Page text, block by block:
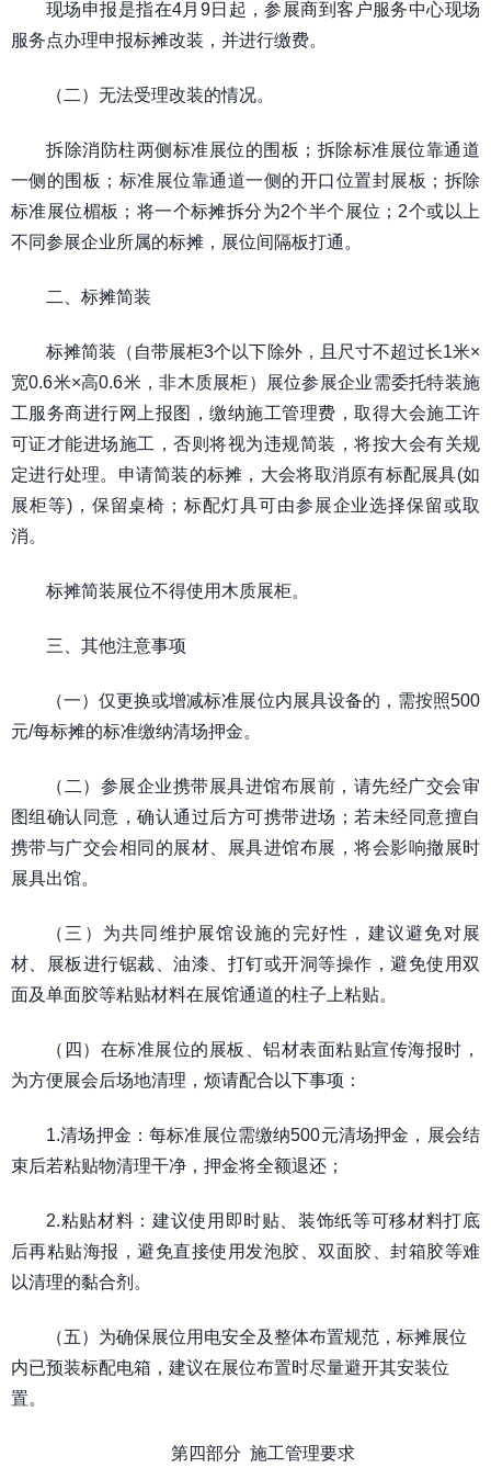
现场申报是指在4月9日起，参展商到客户服务中心现场
服务点办理申报标摊改装，并进行缴费。
（二）无法受理改装的情况。
拆除消防柱两侧标准展位的围板；拆除标准展位靠通道
一侧的围板；标准展位靠通道一侧的开口位置封展板；拆除
标准展位楣板；将一个标摊拆分为2个半个展位；2个或以上
不同参展企业所属的标摊，展位间隔板打通。
二、标摊简装
标摊简装（自带展柜3个以下除外，且尺寸不超过长1米×
宽0.6米×高0.6米，非木质展柜）展位参展企业需委托特装施
工服务商进行网上报图，缴纳施工管理费，取得大会施工许
可证才能进场施工，否则将视为违规简装，将按大会有关规
定进行处理。申请简装的标摊，大会将取消原有标配展具(如
展柜等)，保留桌椅；标配灯具可由参展企业选择保留或取
消。
标摊简装展位不得使用木质展柜。
三、其他注意事项
（一）仅更换或增减标准展位内展具设备的，需按照500
元/每标摊的标准缴纳清场押金。
（二）参展企业携带展具进馆布展前，请先经广交会审
图组确认同意，确认通过后方可携带进场；若未经同意擅自
携带与广交会相同的展材、展具进馆布展，将会影响撤展时
展具出馆。
（三）为共同维护展馆设施的完好性，建议避免对展
材、展板进行锯裁、油漆、打钉或开洞等操作，避免使用双
面及单面胶等粘贴材料在展馆通道的柱子上粘贴。
（四）在标准展位的展板、铝材表面粘贴宣传海报时，
为方便展会后场地清理，烦请配合以下事项：
1.清场押金：每标准展位需缴纳500元清场押金，展会结
束后若粘贴物清理干净，押金将全额退还；
2.粘贴材料：建议使用即时贴、装饰纸等可移材料打底
后再粘贴海报，避免直接使用发泡胶、双面胶、封箱胶等难
以清理的黏合剂。
（五）为确保展位用电安全及整体布置规范，标摊展位
内已预装标配电箱，建议在展位布置时尽量避开其安装位
置。
第四部分 施工管理要求